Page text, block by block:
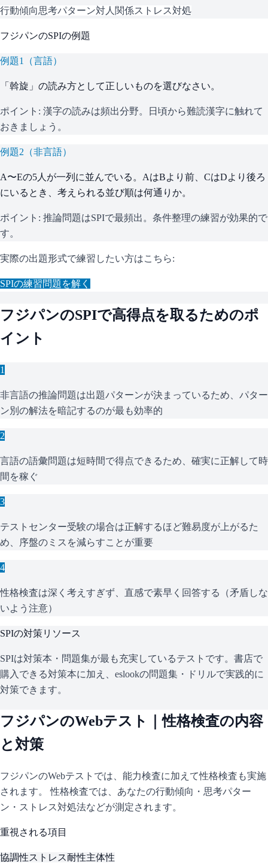
行動傾向思考パターン対人関係ストレス対処
フジパンのSPIの例題
例題1 （言語）
「斡旋」の読み方として正しいものを選びなさい。
ポイント: 漢字の読みは頻出分野。日頃から難読漢字に触れて
おきましょう。
例題2 （非言語）
A〜Eの5人が一列に並んでいる。AはBより前、CはDより後ろ
にいるとき、考えられる並び順は何通りか。
ポイント: 推論問題はSPIで最頻出。条件整理の練習が効果的で
す。
実際の出題形式で練習したい方はこちら:
SPIの練習問題を解く
フジパンのSPIで高得点を取るためのポ
イント
1
非言語の推論問題は出題パターンが決まっているため、パター
ン別の解法を暗記するのが最も効率的
2
言語の語彙問題は短時間で得点できるため、確実に正解して時
間を稼ぐ
3
テストセンター受験の場合は正解するほど難易度が上がるた
め、序盤のミスを減らすことが重要
4
性格検査は深く考えすぎず、直感で素早く回答する（矛盾しな
いよう注意）
SPIの対策リソース
SPIは対策本・問題集が最も充実しているテストです。書店で
購入できる対策本に加え、eslookの問題集・ドリルで実践的に
対策できます。
フジパンのWebテスト｜性格検査の内容
と対策
フジパンのWebテストでは、能力検査に加えて性格検査も実施
されます。 性格検査では、あなたの行動傾向・思考パター
ン・ストレス対処法などが測定されます。
重視される項目
協調性ストレス耐性主体性